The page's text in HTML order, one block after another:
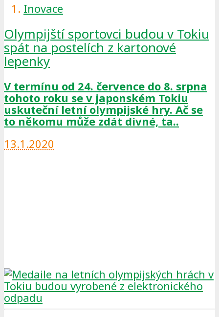
Inovace
Olympijští sportovci budou v Tokiu
spát na postelích z kartonové
lepenky
V termínu od 24. července do 8. srpna
tohoto roku se v japonském Tokiu
uskuteční letní olympijské hry. Ač se
to někomu může zdát divné, ta..
13.1.2020